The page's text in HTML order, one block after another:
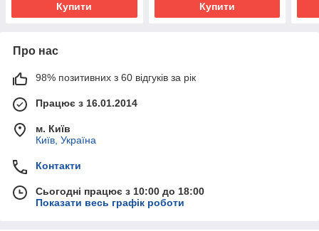
Купити Купити
Про нас
98% позитивних з 60 відгуків за рік
Працює з 16.01.2014
м. Київ
Київ, Україна
Контакти
Сьогодні працює з 10:00 до 18:00
Показати весь графік роботи